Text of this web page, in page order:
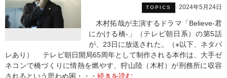
TOPICS 2024年5月24日
木村拓哉が主演するドラマ「Believe-君
にかける橋-」（テレビ朝日系）の第5話
が、23日に放送された。（※以下、ネタバ
レあり） テレビ朝日開局65周年として制作される本作は、大手ゼ
ネコンで橋づくりに情熱を燃やす、狩山陸（木村）が刑務所に収容
されるという思わぬ困・・・ 続きを読む